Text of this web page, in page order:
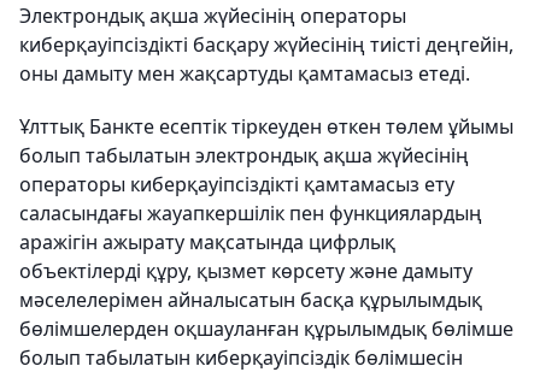
Электрондық ақша жүйесінің операторы
киберқауіпсіздікті басқару жүйесінің тиісті деңгейін,
оны дамыту мен жақсартуды қамтамасыз етеді.
Ұлттық Банкте есептік тіркеуден өткен төлем ұйымы
болып табылатын электрондық ақша жүйесінің
операторы киберқауіпсіздікті қамтамасыз ету
саласындағы жауапкершілік пен функциялардың
аражігін ажырату мақсатында цифрлық
объектілерді құру, қызмет көрсету және дамыту
мәселелерімен айналысатын басқа құрылымдық
бөлімшелерден оқшауланған құрылымдық бөлімше
болып табылатын киберқауіпсіздік бөлімшесін